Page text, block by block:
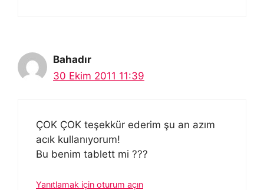
Bahadır
30 Ekim 2011 11:39
ÇOK ÇOK teşekkür ederim şu an azım
acık kullanıyorum!
Bu benim tablett mi ???
Yanıtlamak için oturum açın